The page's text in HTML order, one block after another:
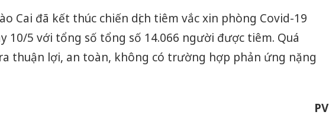
Cai đã kết thúc chiến dịch tiêm vắc xin phòng Covid-19
10/5 với tổng số tổng số 14.066 người được tiêm. Quá
thuận lợi, an toàn, không có trường hợp phản ứng nặng
PV